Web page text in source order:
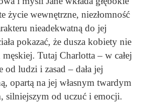
życie wewnętrzne, niezłomność
nieadekwatną do jej
pokazać, że dusza kobiety nie
Tutaj Charlotta – w całej
od ludzi i zasad – dała jej
opartą na jej własnym twardym
silniejszym od uczuć i emocji.